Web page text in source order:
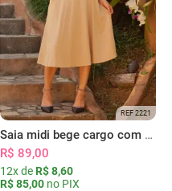
REF 2221
Saia midi bege cargo com bolsos
R$ 89,00
12x de R$ 8,60
R$ 85,00 no PIX